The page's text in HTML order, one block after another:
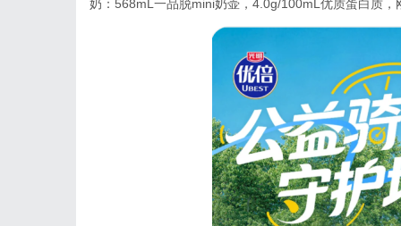
奶：568mL一品脱mini奶壶，4.0g/100mL优质蛋白质，